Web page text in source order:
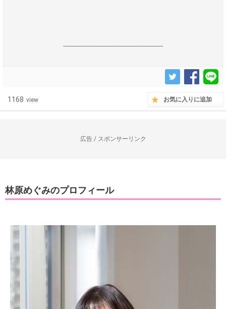
------------------------------------------------------------------
1168 view お気に入りに追加
広告 / スポンサーリンク
林原めぐみのプロフィール